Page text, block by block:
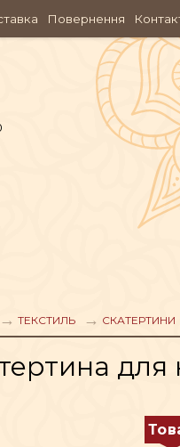
Повернення
ТЕКСТИЛЬ СКАТЕРТИНИ
для